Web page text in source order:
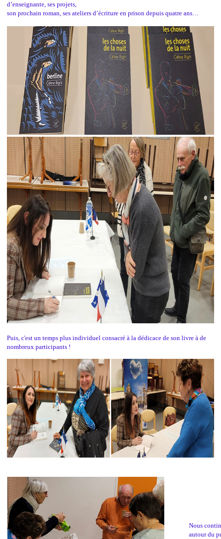
d’enseignante, ses projets,
son prochain roman, ses ateliers d’écriture en prison depuis quatre ans…
Puis, c'est un temps plus individuel consacré à la dédicace de son livre à de
nombreux participants !
Nous
autour du